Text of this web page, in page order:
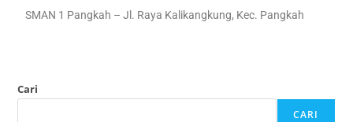
SMAN 1 Pangkah – Jl. Raya Kalikangkung, Kec. Pangkah
Cari
CARI